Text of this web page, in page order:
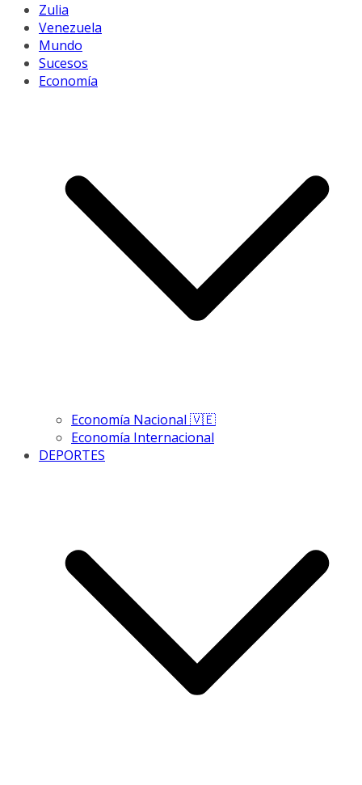
Zulia
Venezuela
Mundo
Sucesos
Economía
Economía Nacional 🇻🇪
Economía Internacional
DEPORTES